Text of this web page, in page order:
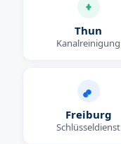
Thun
Kanalreinigung
Freiburg
Schlüsseldienst